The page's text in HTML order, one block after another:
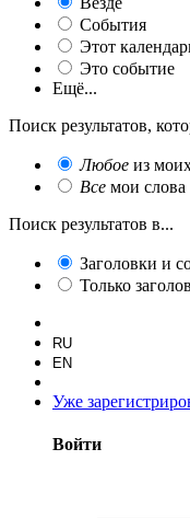
События
Этот
Это событие
Ещё...
Поиск результатов,
Любое из
Все мои слова
Поиск результатов в...
Заголовки и
Только
RU
EN
Уже
Войти